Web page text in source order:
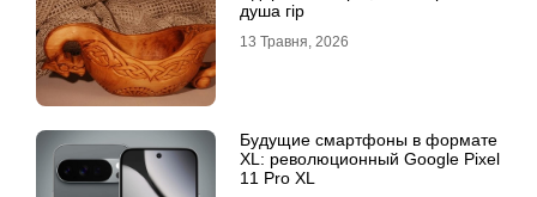
душа гір
13 Травня, 2026
Будущие смартфоны в формате
XL: революционный Google Pixel
11 Pro XL